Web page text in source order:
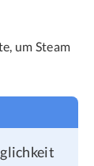
um Steam